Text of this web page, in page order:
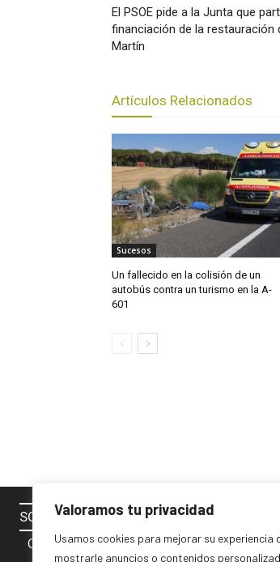
Valoramos tu privacidad
Usamos cookies para mejorar su experiencia
mostrarle anuncios o contenidos
El PSOE pide a la Junta que
financiación de la restauración
Martín
Artículos Relacionados
Sucesos
Un fallecido en la colisión de un
autobús contra un turismo en la A-
601
SOBRE NOSOTROS
Contacto